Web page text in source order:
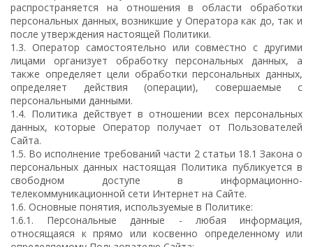
распространяется на отношения в области обработки
персональных данных, возникшие у Оператора как до, так и
после утверждения настоящей Политики.
1.3. Оператор самостоятельно или совместно с другими
лицами организует обработку персональных данных, а
также определяет цели обработки персональных данных,
определяет действия (операции), совершаемые с
персональными данными.
1.4. Политика действует в отношении всех персональных
данных, которые Оператор получает от Пользователей
Сайта.
1.5. Во исполнение требований части 2 статьи 18.1 Закона о
персональных данных настоящая Политика публикуется в
свободном доступе в информационно-
телекоммуникационной сети Интернет на Сайте.
1.6. Основные понятия, используемые в Политике:
1.6.1. Персональные данные - любая информация,
относящаяся к прямо или косвенно определенному или